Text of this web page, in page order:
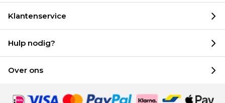
Klantenservice
Hulp nodig?
Over ons